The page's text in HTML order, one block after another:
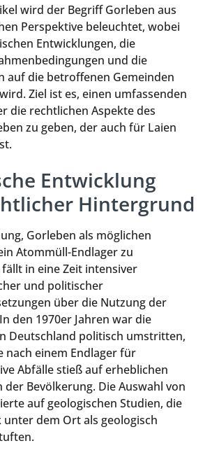
wird der Begriff Gorleben aus
Perspektive beleuchtet, wobei
Entwicklungen, die
und die
auf die betroffenen Gemeinden
Ziel ist es, einen umfassenden
die rechtlichen Aspekte des
zu geben, der auch für Laien
Entwicklung
Hintergrund
Gorleben als möglichen
Atommüll-Endlager zu
in eine Zeit intensiver
und politischer
über die Nutzung der
den 1970er Jahren war die
Deutschland politisch umstritten,
nach einem Endlager für
Abfälle stieß auf erheblichen
der Bevölkerung. Die Auswahl von
auf geologischen Studien, die
unter dem Ort als geologisch